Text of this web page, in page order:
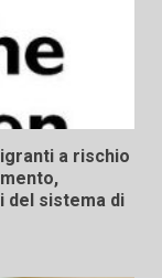
a rischio
del sistema di